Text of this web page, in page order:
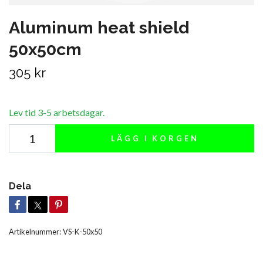
Aluminum heat shield
50x50cm
305 kr
Lev tid 3-5 arbetsdagar.
LÄGG I KORGEN
Dela
Artikelnummer:VS-K-50x50